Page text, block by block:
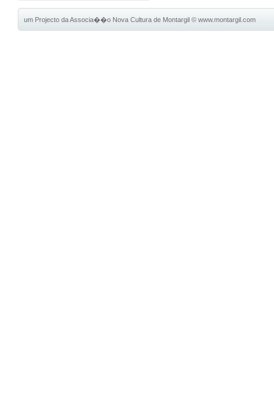
um Projecto da Associa��o Nova Cultura de Montargil©www.montargil.com